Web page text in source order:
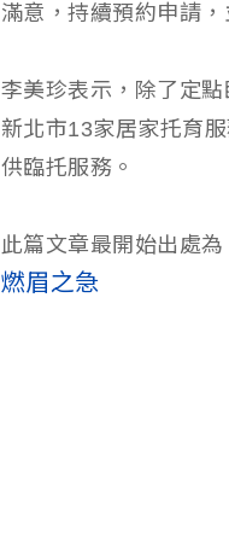
滿意，持續預約申請
李美珍表示，除了定
新北市13家居家托育
供臨托服務。
此篇文章最開始出處為
燃眉之急